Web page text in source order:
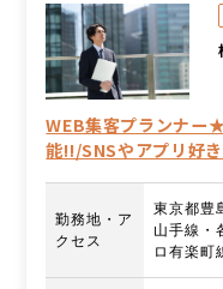
WEB集客プランナー
能‼/SNSやアプリ好
勤務地・ア
クセス
東京都豊
山手線・
ロ有楽町